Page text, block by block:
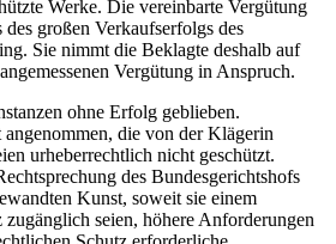
Werke. Die vereinbarte Vergütung
großen Verkaufserfolgs des
Sie nimmt die Beklagte deshalb auf
Vergütung in Anspruch.
ohne Erfolg geblieben.
die von der Klägerin
urheberrechtlich nicht geschützt.
des Bundesgerichtshofs
Kunst, soweit sie einem
zugänglich seien, höhere Anforderungen